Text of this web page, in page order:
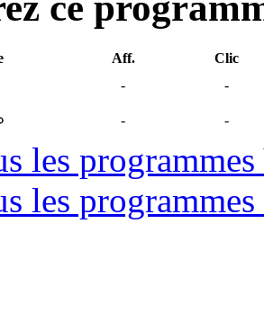
Aff.
Clic
-
-
- -
les
les